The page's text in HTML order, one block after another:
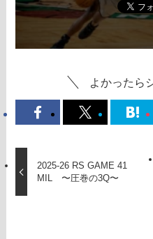
よかったら
2025-26 RS GAME 41
MIL 〜圧巻の3Q〜